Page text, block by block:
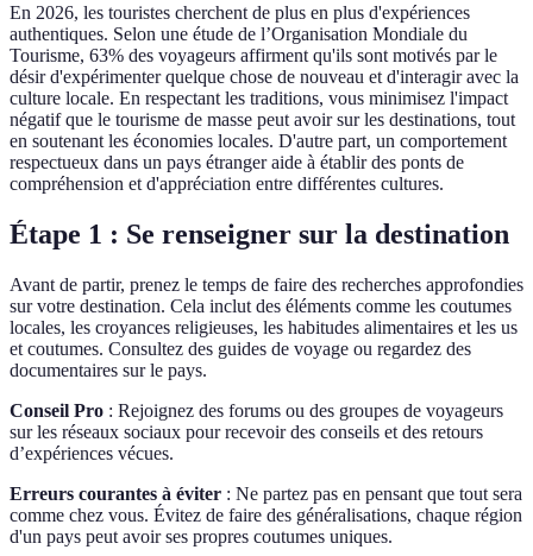
En 2026, les touristes cherchent de plus en plus d'expériences
authentiques. Selon une étude de l’Organisation Mondiale du
Tourisme, 63% des voyageurs affirment qu'ils sont motivés par le
désir d'expérimenter quelque chose de nouveau et d'interagir avec la
culture locale. En respectant les traditions, vous minimisez l'impact
négatif que le tourisme de masse peut avoir sur les destinations, tout
en soutenant les économies locales. D'autre part, un comportement
respectueux dans un pays étranger aide à établir des ponts de
compréhension et d'appréciation entre différentes cultures.
Étape 1 : Se renseigner sur la destination
Avant de partir, prenez le temps de faire des recherches approfondies
sur votre destination. Cela inclut des éléments comme les coutumes
locales, les croyances religieuses, les habitudes alimentaires et les us
et coutumes. Consultez des guides de voyage ou regardez des
documentaires sur le pays.
Conseil Pro : Rejoignez des forums ou des groupes de voyageurs
sur les réseaux sociaux pour recevoir des conseils et des retours
d’expériences vécues.
Erreurs courantes à éviter : Ne partez pas en pensant que tout sera
comme chez vous. Évitez de faire des généralisations, chaque région
d'un pays peut avoir ses propres coutumes uniques.